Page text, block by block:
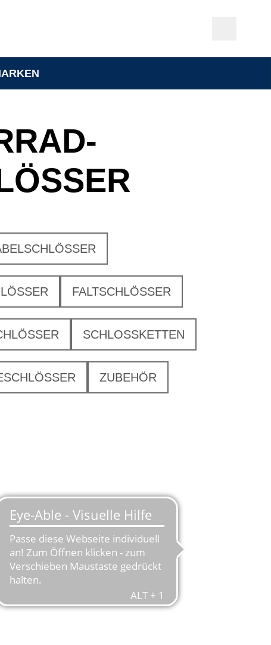
FALTSCHLÖSSER
SCHLOSSKETTEN
ZUBEHÖR